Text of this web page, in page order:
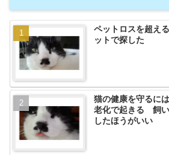
ペットロスを超え
ットで探した
猫の健康を守るに
老化で起きる 飼
したほうがいい